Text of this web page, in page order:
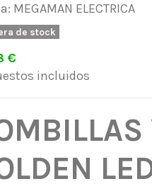
MEGAMAN ELECTRICA
de stock
€
incluidos